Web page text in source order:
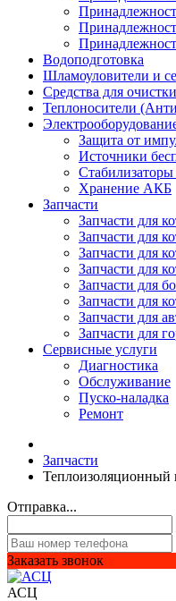
Водоподготовка
Шламоуловители и
Средства для
Теплоносители
Защита от
Источники
Хранение АКБ
Запчасти
Запчасти для
Запчасти для
Запчасти для
Запчасти для
Запчасти для
Запчасти для
Запчасти для
Запчасти для
Сервисные услуги
Диагностика
Обслуживание
Пуско-наладка
Ремонт
Запчасти
Теплоизоляционный
Отправка...
Заказать звонок
АСЦ